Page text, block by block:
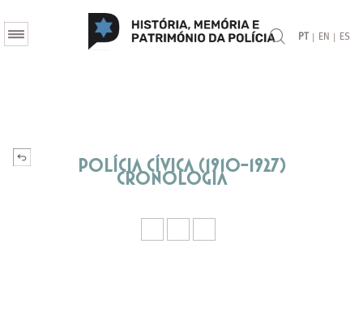
PT | EN | ES
Polícia Cívica (1910-1927)
Cronologia